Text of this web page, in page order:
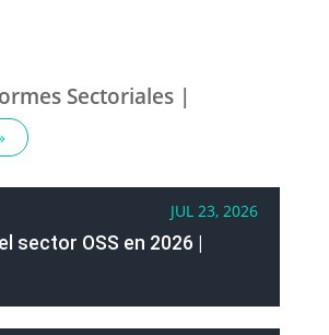
Sectoriales |
JUL 23, 2026
sector OSS en 2026 |